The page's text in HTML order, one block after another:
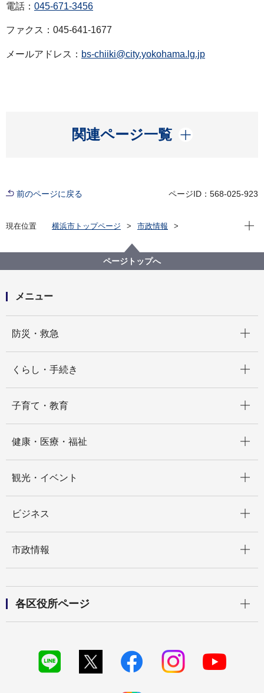
電話： 045-671-3456
ファクス：045-641-1677
メールアドレス： bs-chiiki@city.yokohama.lg.jp
関連ページ一覧
開く
前のページに戻る ページID：568-025-923
現在位置 横浜市トップページ
市政情報
災害時の徒歩帰宅を支援します！～九都県市「災害時
における帰宅困難者支援に関する協定」の締結事業者
現在
ページトップへ
メニュー
防災・救急
くらし・手続き
子育て・教育
健康・医療・福祉
観光・イベント
ビジネス
市政情報
各区役所ページ